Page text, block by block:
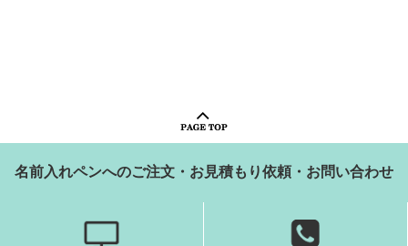
名前入れペンへのご注文・お見積もり依頼・お問い合わせ